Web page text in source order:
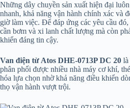
Những dây chuyền sản xuất hiện đại
nhanh, khả năng vận hành chính xác và
giờ làm việc. Để đáp ứng các yêu cầu
cần bơm và xi lanh chất lượng mà còn
khiển đáng tin cậy.
Van điện từ Atos DHE-0713P DC 20 là
phân phối được nhiều nhà máy cơ khí,
hóa lựa chọn nhờ khả năng điều khiển
thọ vận hành vượt trội.